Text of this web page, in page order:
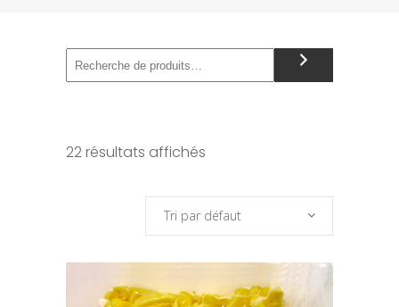
22 résultats affichés
Tri par défaut
Recherche